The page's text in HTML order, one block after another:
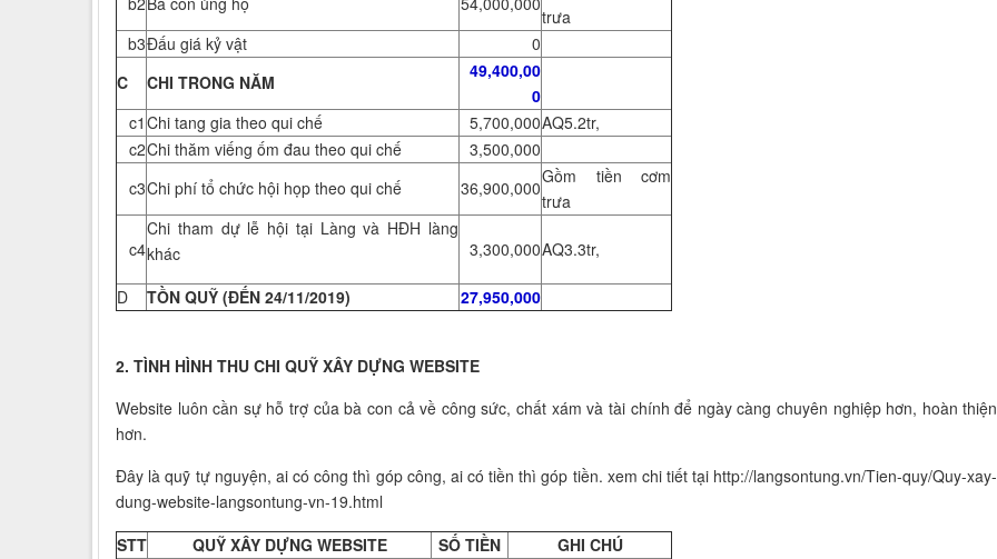
trưa
b3Đấu giá kỷ vật
0
C
CHI TRONG NĂM
49,400,00
0
c1 Chi tang gia theo qui chế 5,700,000AQ5.2tr,
c2Chi thăm viếng ốm đau theo qui chế
3,500,000
c3Chi phí tổ chức hội họp theo qui chế 36,900,000
Gồm tiền cơm
trưa
c4
Chi tham dự lễ hội tại Làng và HĐH làng
khác
3,300,000AQ3.3tr,
D TỒN QUỸ (ĐẾN 24/11/2019) 27,950,000
2. TÌNH HÌNH THU CHI QUỸ XÂY DỰNG WEBSITE
Website luôn cần sự hỗ trợ của bà con cả về công sức, chất xám và tài chính để ngày càng chuyên nghiệp hơn, hoàn thiện
hơn.
Đây là quỹ tự nguyện, ai có công thì góp công, ai có tiền thì góp tiền. xem chi tiết tại http://langsontung.vn/Tien-quy/Quy-xay-
dung-website-langsontung-vn-19.html
STT
QUỸ XÂY DỰNG WEBSITE SỐ TIỀN
GHI CHÚ